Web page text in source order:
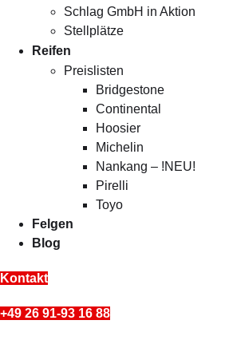
Schlag GmbH in Aktion
Stellplätze
Reifen
Preislisten
Bridgestone
Continental
Hoosier
Michelin
Nankang – !NEU!
Pirelli
Toyo
Felgen
Blog
Kontakt
+49 26 91-93 16 88